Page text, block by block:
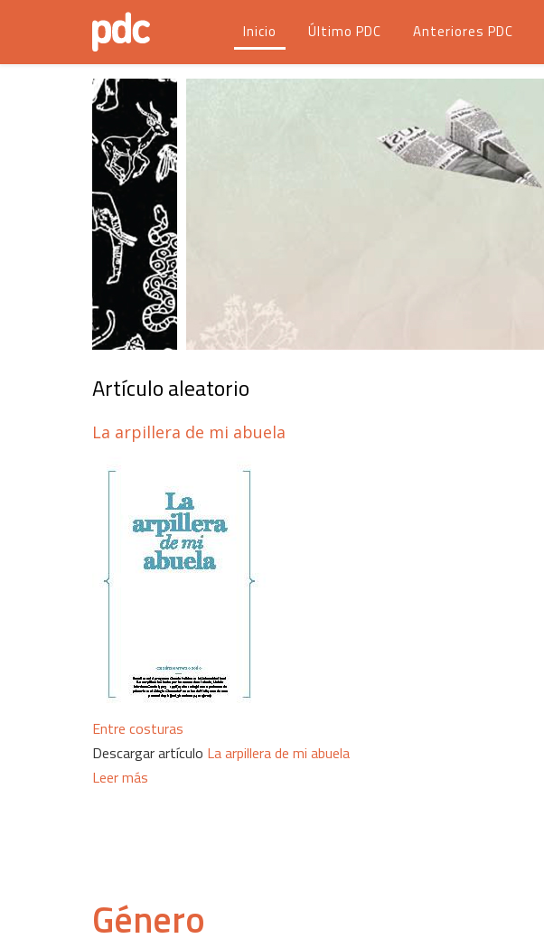
Inicio Último PDC Anteriores PDC
Artículo aleatorio
La arpillera de mi abuela
Entre costuras
Descargar artículo La arpillera de mi abuela
Leer más
Género